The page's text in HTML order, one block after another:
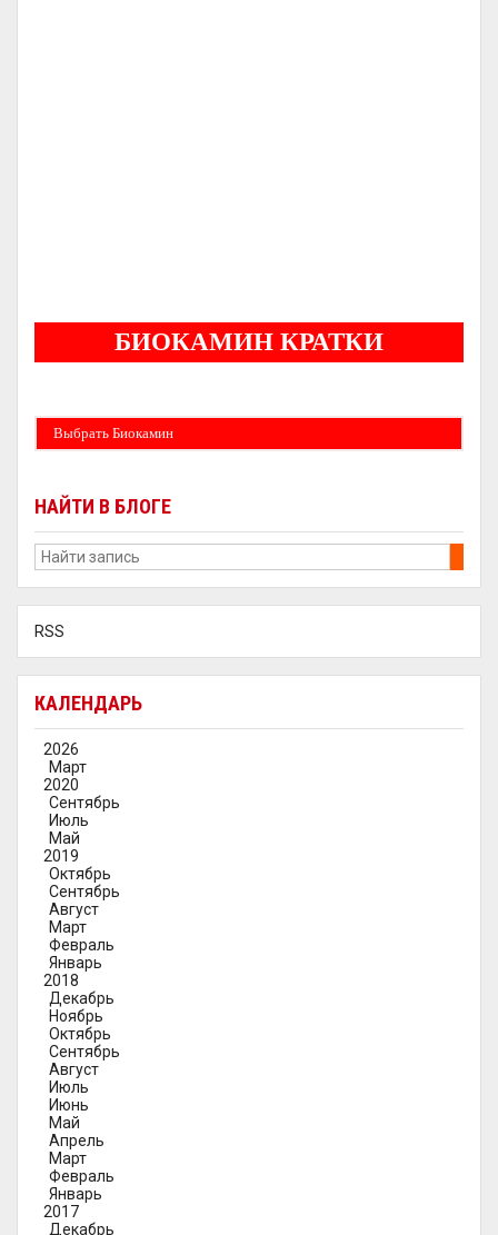
БИОКАМИН КРАТКИ
Выбрать Биокамин
НАЙТИ В БЛОГЕ
RSS
КАЛЕНДАРЬ
2026
Март
2020
Сентябрь
Июль
Май
2019
Октябрь
Сентябрь
Август
Март
Февраль
Январь
2018
Декабрь
Ноябрь
Октябрь
Сентябрь
Август
Июль
Июнь
Май
Апрель
Март
Февраль
Январь
2017
Декабрь